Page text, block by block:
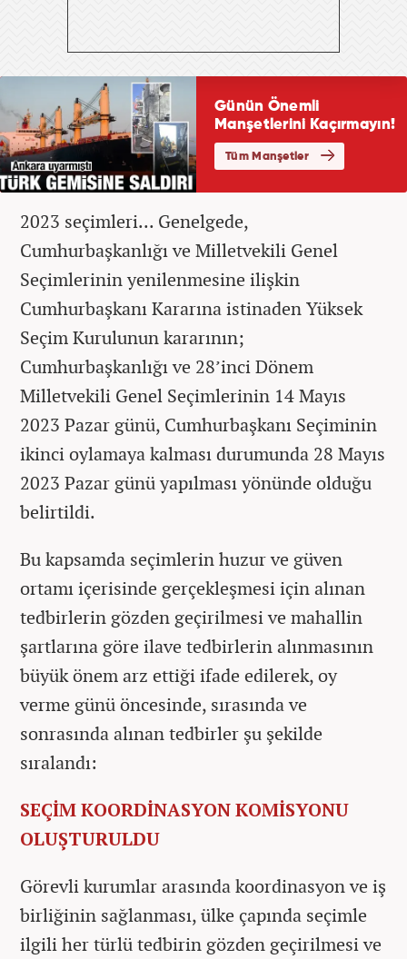
2023 seçimleri... Genelgede,
Cumhurbaşkanlığı ve Milletvekili Genel
Seçimlerinin yenilenmesine ilişkin
Cumhurbaşkanı Kararına istinaden Yüksek
Seçim Kurulunun kararının;
Cumhurbaşkanlığı ve 28’inci Dönem
Milletvekili Genel Seçimlerinin 14 Mayıs
2023 Pazar günü, Cumhurbaşkanı Seçiminin
ikinci oylamaya kalması durumunda 28 Mayıs
2023 Pazar günü yapılması yönünde olduğu
belirtildi.
Bu kapsamda seçimlerin huzur ve güven
ortamı içerisinde gerçekleşmesi için alınan
tedbirlerin gözden geçirilmesi ve mahallin
şartlarına göre ilave tedbirlerin alınmasının
büyük önem arz ettiği ifade edilerek, oy
verme günü öncesinde, sırasında ve
sonrasında alınan tedbirler şu şekilde
sıralandı:
SEÇİM KOORDİNASYON KOMİSYONU
OLUŞTURULDU
Görevli kurumlar arasında koordinasyon ve iş
birliğinin sağlanması, ülke çapında seçimle
ilgili her türlü tedbirin gözden geçirilmesi ve